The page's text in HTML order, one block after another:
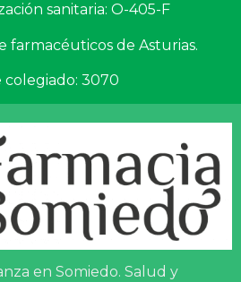
sanitaria: O-405-F
farmacéuticos de Asturias.
colegiado: 3070
en Somiedo. Salud y